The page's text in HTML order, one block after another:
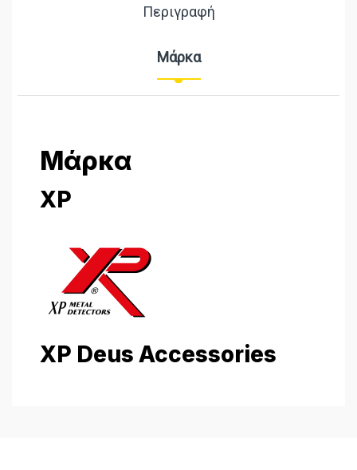
Περιγραφή
Μάρκα
Μάρκα
XP
XP Deus Accessories